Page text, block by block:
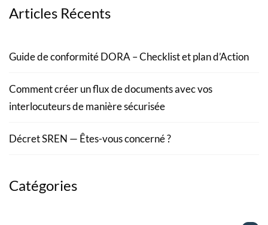
Articles Récents
Guide de conformité DORA – Checklist et plan d’Action
Comment créer un flux de documents avec vos
interlocuteurs de manière sécurisée
Décret SREN — Êtes-vous concerné ?
Catégories